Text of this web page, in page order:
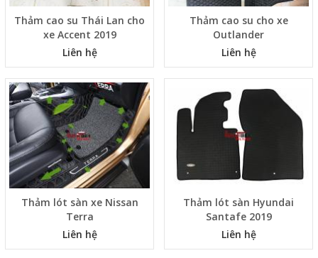
Thảm cao su Thái Lan cho
xe Accent 2019
Liên hệ
Thảm cao su cho xe
Outlander
Liên hệ
Thảm lót sàn xe Nissan
Terra
Liên hệ
Thảm lót sàn Hyundai
Santafe 2019
Liên hệ